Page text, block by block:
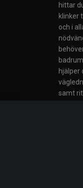
hittar
klinker
och i
hjälper
samt